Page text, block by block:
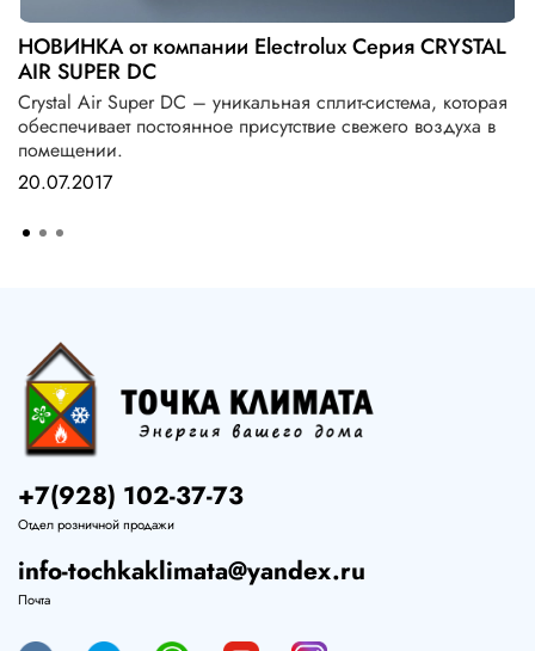
НОВИНКА от компании Electrolux Серия CRYSTAL
AIR SUPER DC
Crystal Air Super DC – уникальная сплит-система, которая
обеспечивает постоянное присутствие свежего воздуха в
помещении.
20.07.2017
+7(928) 102-37-73
Отдел розничной продажи
info-tochkaklimata@yandex.ru
Почта